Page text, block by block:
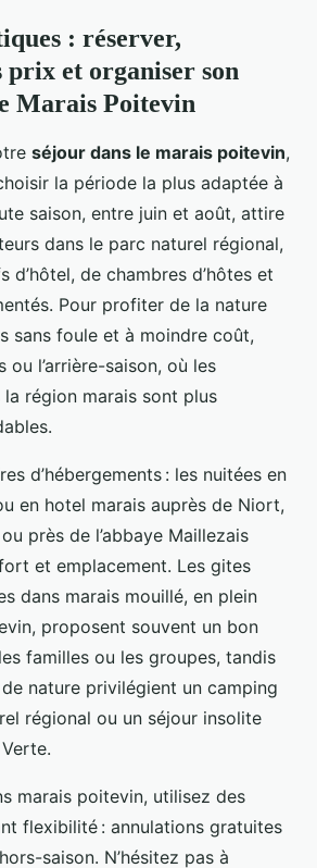
: réserver,
prix et organiser son
Marais Poitevin
séjour dans le marais poitevin,
la période la plus adaptée à
saison, entre juin et août, attire
dans le parc naturel régional,
d’hôtel, de chambres d’hôtes et
Pour profiter de la nature
sans foule et à moindre coût,
ou l’arrière-saison, où les
région marais sont plus
d’hébergements : les nuitées en
en hotel marais auprès de Niort,
près de l’abbaye Maillezais
et emplacement. Les gites
dans marais mouillé, en plein
proposent souvent un bon
familles ou les groupes, tandis
nature privilégient un camping
régional ou un séjour insolite
marais poitevin, utilisez des
flexibilité : annulations gratuites
saison. N’hésitez pas à